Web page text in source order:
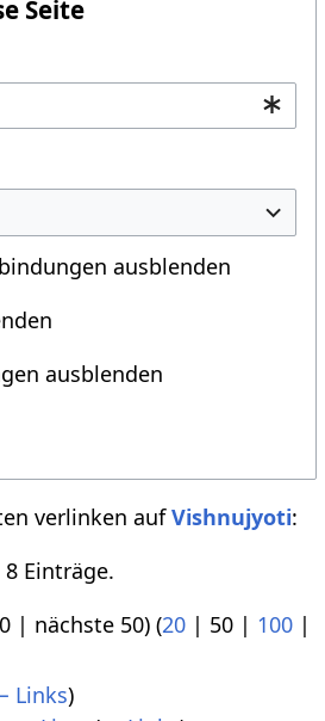
Seite
ausblenden
ausblenden
verlinken aufVishnujyoti:
Einträge.
| nächste 50) (20 | 50 | 100 |
Links)